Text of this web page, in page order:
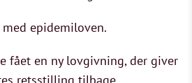
epidemiloven.
fået en ny lovgivning, der giver